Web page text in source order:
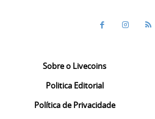
Sobre o Livecoins
Politica Editorial
Política de Privacidade